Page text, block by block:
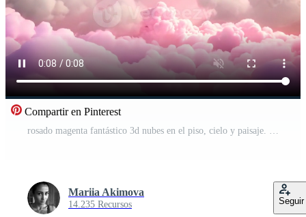
Compartir en Pinterest
rosado magenta fantástico 3d nubes en el piso, cielo y paisaje. amable colores y con brillante luces. Vídeo Gratis
Mariia Akimova
14.235 Recursos Seguir